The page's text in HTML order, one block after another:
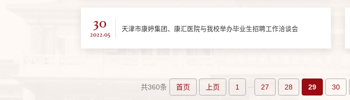
30
2022.05
天津市康婷集团、康汇医院与我校举办毕业生招聘工作洽谈会
共360条 首页 上页 1 27 28 29 30